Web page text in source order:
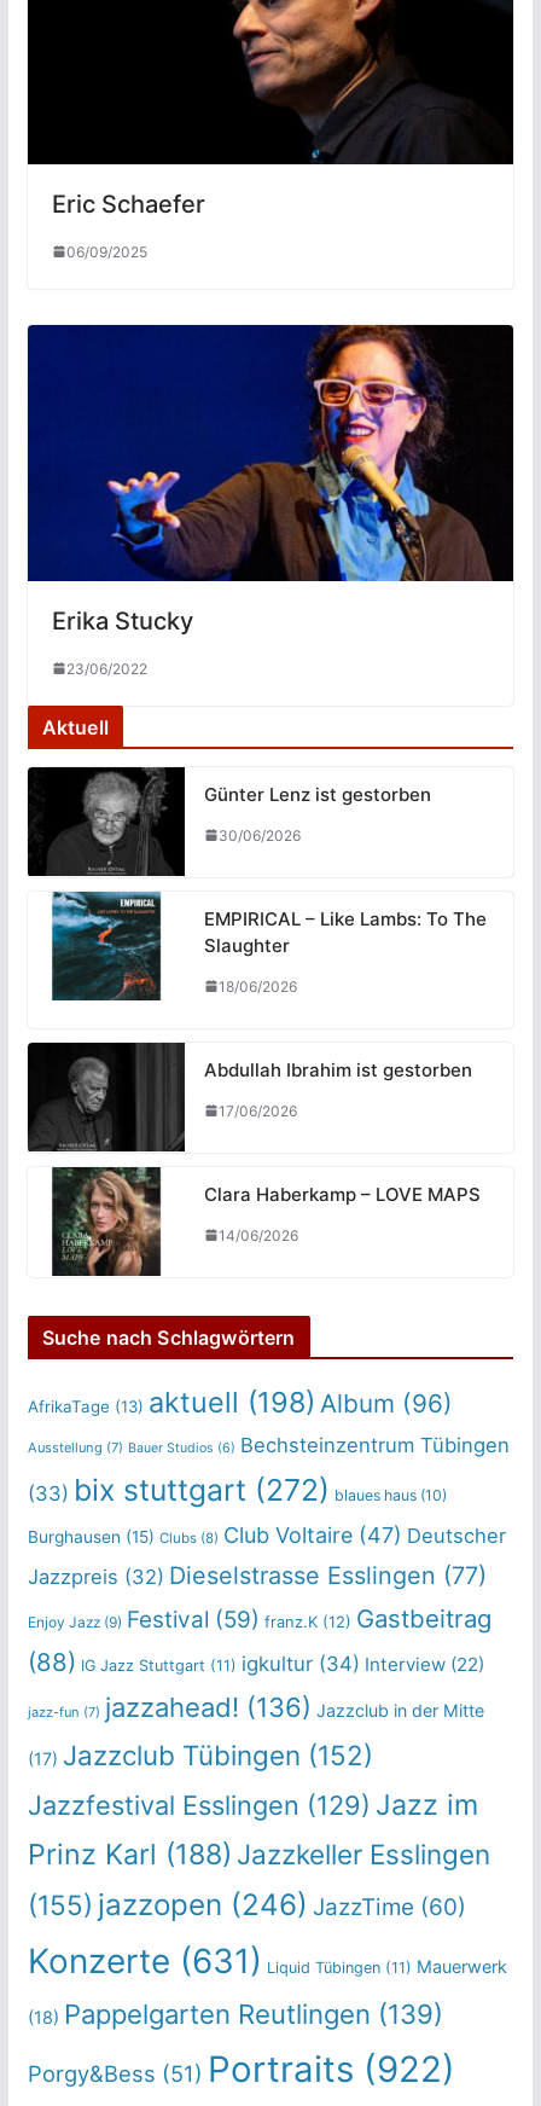
Eric Schaefer
06/09/2025
Erika Stucky
23/06/2022
Aktuell
Günter Lenz ist gestorben
30/06/2026
EMPIRICAL – Like Lambs: To The
Slaughter
18/06/2026
Abdullah Ibrahim ist gestorben
17/06/2026
Clara Haberkamp – LOVE MAPS
14/06/2026
Suche nach Schlagwörtern
AfrikaTage (13) aktuell (198) Album (96)
Ausstellung (7) Bauer Studios (6) Bechsteinzentrum Tübingen
(33) bix stuttgart (272) blaues haus(10)
Burghausen (15) Clubs(8) Club Voltaire(47) Deutscher
Jazzpreis (32) Dieselstrasse Esslingen (77)
Enjoy Jazz(9) Festival (59) franz.K(12) Gastbeitrag
(88) IG Jazz Stuttgart (11) igkultur(34) Interview(22)
jazz-fun (7) jazzahead! (136) Jazzclub in der Mitte
(17) Jazzclub Tübingen (152)
Jazzfestival Esslingen (129) Jazz im
Prinz Karl (188) Jazzkeller Esslingen
(155) jazzopen (246) JazzTime (60)
Konzerte (631) Liquid Tübingen(11) Mauerwerk
(18) Pappelgarten Reutlingen (139)
Porgy&Bess (51) Portraits (922)